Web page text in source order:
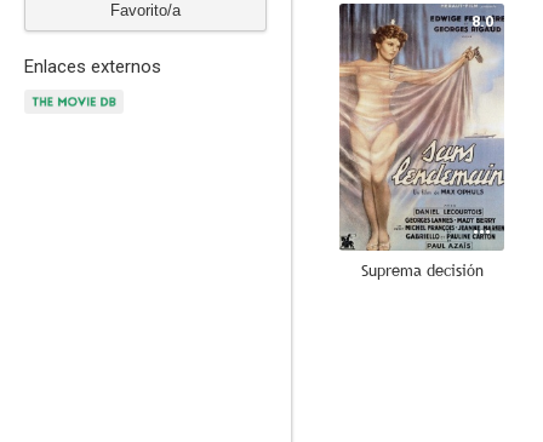
Favorito/a
Enlaces externos
8.0
Suprema decisión